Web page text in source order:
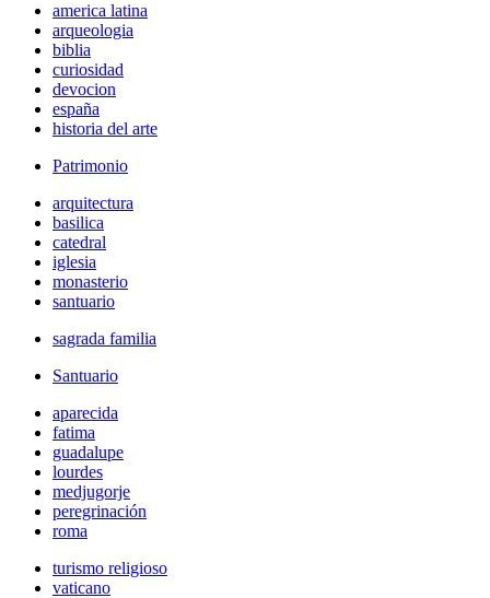
america latina
arqueologia
biblia
curiosidad
devocion
españa
historia del arte
Patrimonio
arquitectura
basilica
catedral
iglesia
monasterio
santuario
sagrada familia
Santuario
aparecida
fatima
guadalupe
lourdes
medjugorje
peregrinación
roma
turismo religioso
vaticano